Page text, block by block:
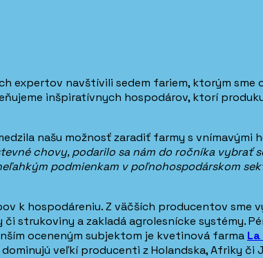
expertov navštívili sedem fariem, ktorým sme
inšpiratívnych hospodárov, ktorí
našu možnosť zaradiť farmy s vnímavými
chovy, podarilo sa nám do ročníka vybrať
podmienkam v poľnohospodárskom
k hospodáreniu. Z väčších producentov sme
strukoviny a zakladá agrolesnícke systémy.
oceneným subjektom je kvetinová farma
veľkí producenti z Holandska, Afriky či